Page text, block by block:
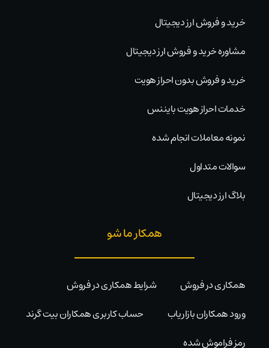
خرید و فروش ارز دیجیتال
مشاوره خرید و فروش ارز دیجیتال
خرید و فروش بدون احراز هویت
خدمات احراز هویت بایننس
نمونه معاملات انجام شده
سوالات متداول
بلاگ ارز دیجیتال
همکار ما شو
همکاری در فروش
شرایط همکاری در فروش
ورود همکاران بازاریاب
حساب کاربری همکاران بیت گرند
رمز فراموش شده